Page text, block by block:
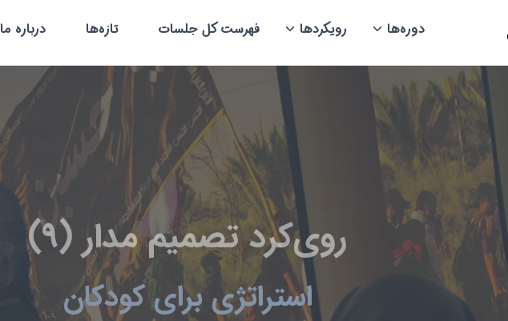
دوره‌ها رویکردها فهرست کل جلسات تازه‌ها درباره ما
روی‌کرد تصمیم مدار (9)
استراتژی برای کودکان